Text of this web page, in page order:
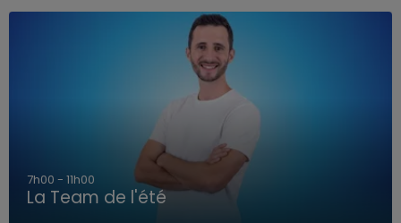
7h00 - 11h00
La Team de l'été